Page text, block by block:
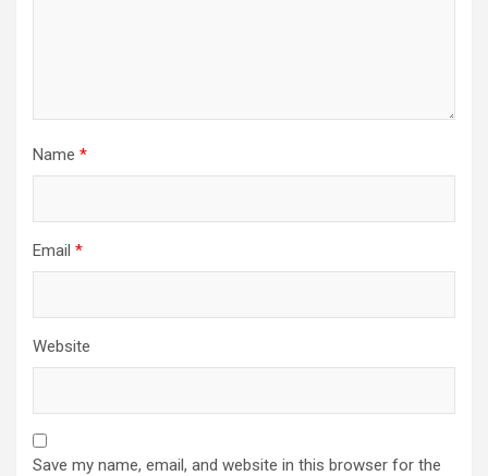
Name *
Email *
Website
Save my name, email, and website in this browser for the